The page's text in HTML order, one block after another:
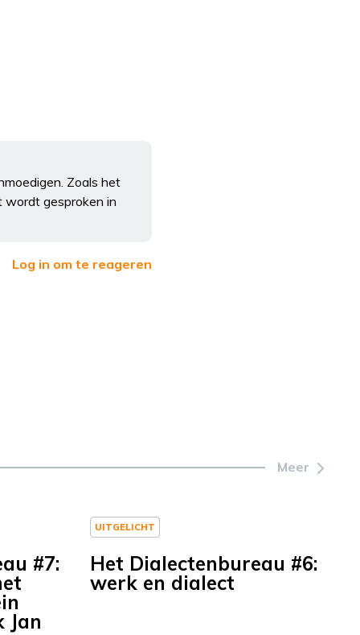
Zoals het
wordt gesproken in
Log in om te reageren
Meer
#7:
Jan
UITGELICHT
Het Dialectenbureau #6:
werk en dialect